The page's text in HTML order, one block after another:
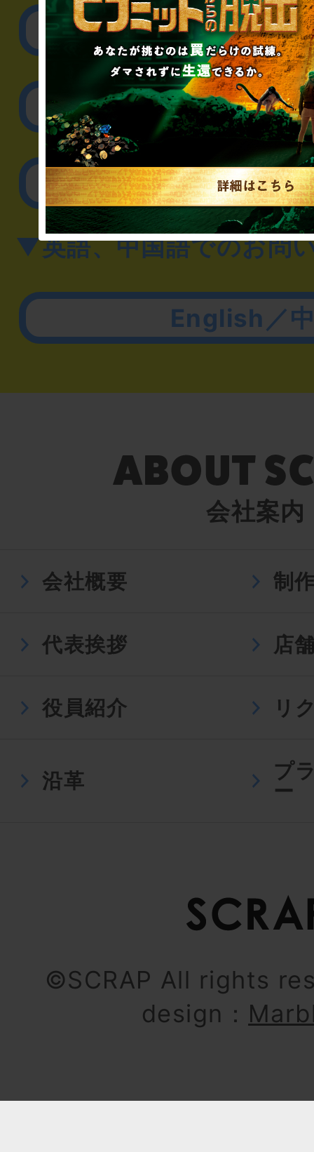
リアル脱出ゲーム制作
取材に関するお
その他のご相談／
▼英語、中国語でのお問
English／
会社案内
会社概要 制
代表挨拶 店
役員紹介 リ
沿革
プ
ー
©SCRAP All rights
design：